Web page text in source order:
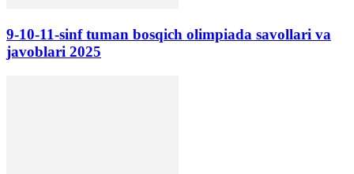
9-10-11-sinf tuman bosqich olimpiada savollari va
javoblari 2025